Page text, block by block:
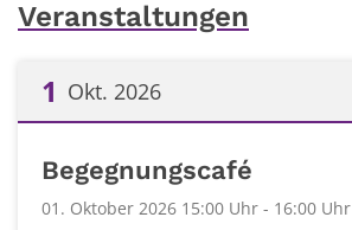
Veranstaltungen
1 Okt. 2026
Begegnungscafé
01. Oktober 2026 15:00 Uhr - 16:00 Uhr